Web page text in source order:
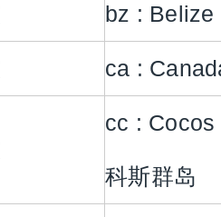
bz : Belize
ca :
cc :
科斯群岛